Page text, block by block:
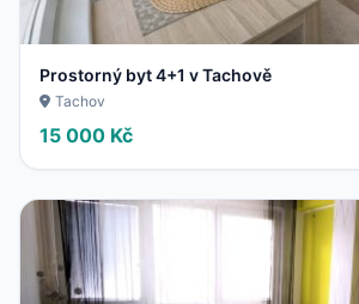
Prostorný byt 4+1 v Tachově
Tachov
15 000 Kč